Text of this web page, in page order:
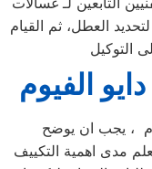
العطل، ثم القيام
التوكيل
الفيوم
، يجب ان يوضح
مدى اهمية التكييف